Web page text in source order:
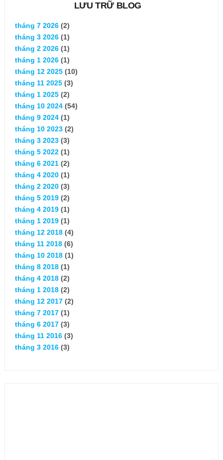
LƯU TRỮ BLOG
tháng 7 2026(2)
tháng 3 2026(1)
tháng 2 2026(1)
tháng 1 2026(1)
tháng 12 2025(10)
tháng 11 2025(3)
tháng 1 2025(2)
tháng 10 2024(54)
tháng 9 2024(1)
tháng 10 2023(2)
tháng 3 2023(3)
tháng 5 2022(1)
tháng 6 2021(2)
tháng 4 2020(1)
tháng 2 2020(3)
tháng 5 2019(2)
tháng 4 2019(1)
tháng 1 2019(1)
tháng 12 2018(4)
tháng 11 2018(6)
tháng 10 2018(1)
tháng 8 2018(1)
tháng 4 2018(2)
tháng 1 2018(2)
tháng 12 2017(2)
tháng 7 2017(1)
tháng 6 2017(3)
tháng 11 2016(3)
tháng 3 2016(3)